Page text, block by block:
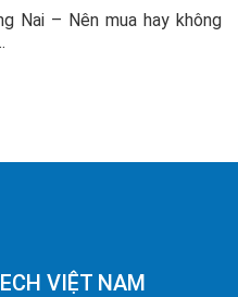
Nai – Nên mua hay không
VIỆT NAM